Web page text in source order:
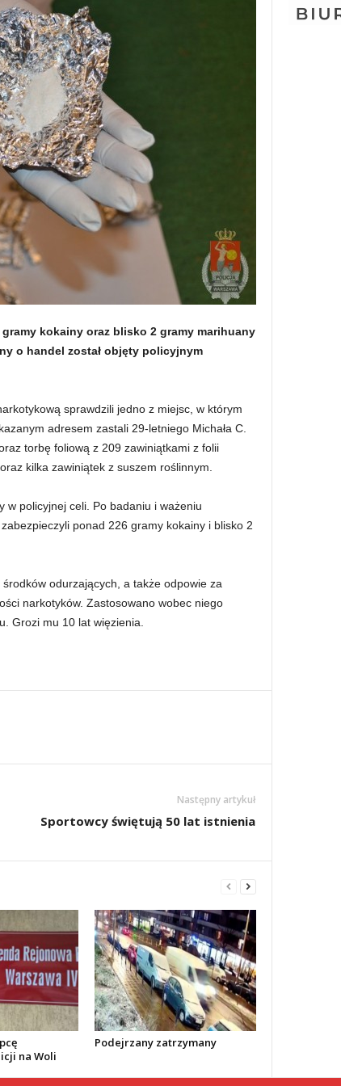
kokainy oraz blisko 2 gramy marihuany
o handel został objęty policyjnym
sprawdzili jedno z miejsc, w którym
adresem zastali 29-letniego Michała C.
torbę foliową z 209 zawiniątkami z folii
kilka zawiniątek z suszem roślinnym.
w policyjnej celi. Po badaniu i ważeniu
ponad 226 gramy kokainy i blisko 2
odurzających, a także odpowie za
narkotyków. Zastosowano wobec niego
Grozi mu 10 lat więzienia.
Następny artykuł
Sportowcy świętują 50 lat istnienia
na Woli
Podejrzany zatrzymany